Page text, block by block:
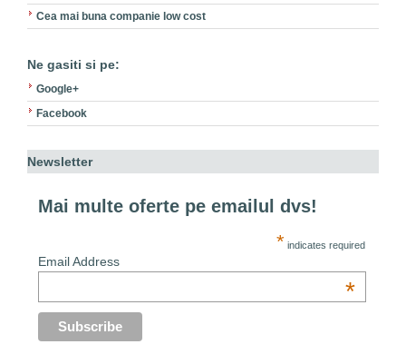
Cea mai buna companie low cost
Ne gasiti si pe:
Google+
Facebook
Newsletter
Mai multe oferte pe emailul dvs!
* indicates required
Email Address
*